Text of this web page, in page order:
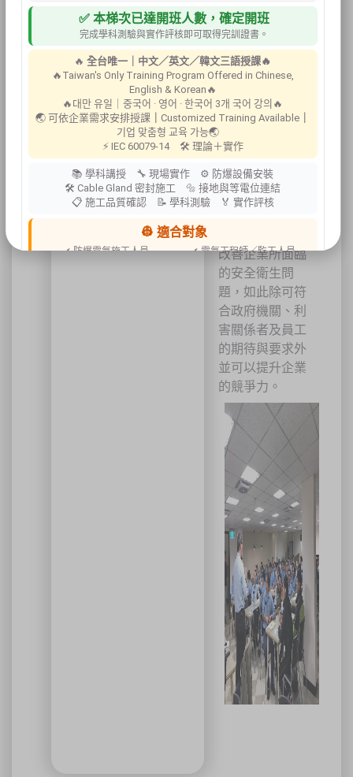
工作目標、技術
能力、參與人
員、工作項目及
交付事項要完
成。對於企業最
好的選擇，應該
是借重專業的顧
問團隊依據國內
法規與國際標準
或工程學理，融
合企業本身的文
改善企業所面臨
的安全衛生問
題，如此除可符
合政府機關、利
害關係者及員工
的期待與要求外
並可以提升企業
的競爭力。
✅ 本梯次已達開班人數，確定開班
完成學科測驗與實作評核即可取得完訓證書。
🔥全台唯一｜中文／英文／韓文三語授課🔥
🔥Taiwan's Only Training Program Offered in Chinese,
English & Korean🔥
🔥대만 유일｜중국어 · 영어 · 한국어 3개 국어 강의🔥
🌏 可依企業需求安排授課
Customized Training Available
기업 맞춤형 교육 가능🌏
⚡ IEC 60079-14 🛠 理論＋實作
📚 學科講授 🔧 現場實作 ⚙ 防爆設備安裝
🛠 Cable Gland 密封施工 🔩 接地與等電位連結
📋 施工品質確認 📝 學科測驗 🏅 實作評核
👷 適合對象
✔ 防爆電氣施工人員
✔ 電氣工程師／監工人員
✔ 工程承攬商
📍 上課地點／主辦資訊
祐昕技術股份有限公司（祐大-台中分公司）
40458 臺中市北區中清路一段100號9樓
台灣省工商安全衛生協會
祐大技術顧問股份有限公司
防爆安全聯合教育訓練中心（ExTW）
三左興業股份有限公司（SANCTITY）
🚄 建議搭乘高鐵至臺中站後轉乘計程車
🚘 停車位有限，建議共乘或搭乘大眾運輸工具
🌱 大眾運輸每人每公里約可減少 67% 碳排放
🔥 線上報名｜火速搶位
名額有限，依完成報名及繳費順序保留名額，額滿即截止。